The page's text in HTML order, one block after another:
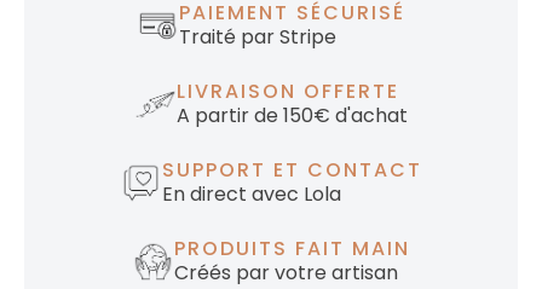
PAIEMENT SÉCURISÉ
Traité par Stripe
LIVRAISON OFFERTE
A partir de 150€ d'achat
SUPPORT ET CONTACT
En direct avec Lola
PRODUITS FAIT MAIN
Créés par votre artisan